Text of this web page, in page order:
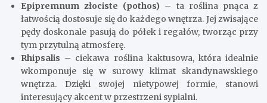
Epipremnum złociste (pothos) – ta roślina pnąca z
łatwością dostosuje się do każdego wnętrza. Jej zwisające
pędy doskonale pasują do półek i regałów, tworząc przy
tym przytulną atmosferę.
Rhipsalis – ciekawa roślina kaktusowa, która idealnie
wkomponuje się w surowy klimat skandynawskiego
wnętrza. Dzięki swojej nietypowej formie, stanowi
interesujący akcent w przestrzeni sypialni.